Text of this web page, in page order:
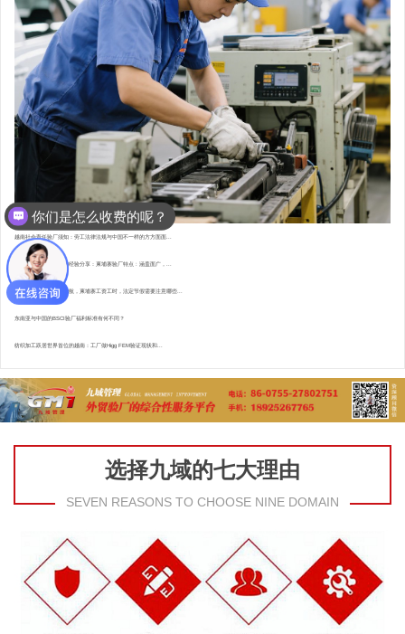
越南社会责任验厂须知：劳工法律法规与中国不一样的方方面面...
东南亚资深验厂顾问的经验分享：柬埔寨验厂特点 : 涵盖面广，...
直赴柬埔寨，为验厂护航，柬埔寨工资工时，法定节假需要注意哪些...
东南亚与中国的BSCI验厂福利标准有何不同？
纺织加工跃居世界首位的越南：工厂做Higg FEM验证现状和...
选择九域的七大理由
SEVEN REASONS TO CHOOSE NINE DOMAIN
你们是怎么收费的呢？
现在有优惠活动么？